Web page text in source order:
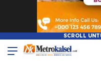
Metro Kalsel
Media Online